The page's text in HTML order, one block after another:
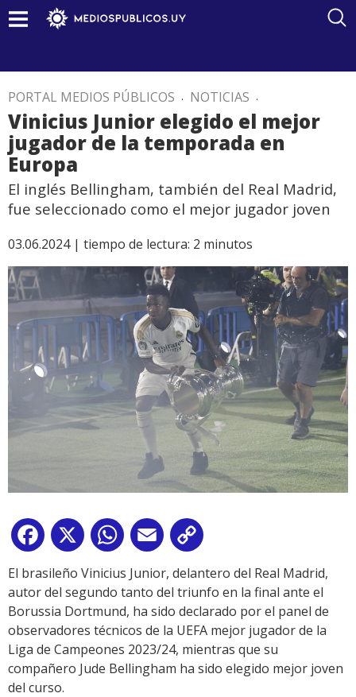
PORTAL MEDIOS PÚBLICOS . NOTICIAS .
Vinicius Junior elegido el mejor
jugador de la temporada en
Europa
El inglés Bellingham, también del Real Madrid,
fue seleccionado como el mejor jugador joven
03.06.2024 | tiempo de lectura: 2 minutos
Facebook
X WhatsApp
Email
Link
El brasileño Vinicius Junior, delantero del Real Madrid,
autor del segundo tanto del triunfo en la final ante el
Borussia Dortmund, ha sido declarado por el panel de
observadores técnicos de la UEFA mejor jugador de la
Liga de Campeones 2023/24, mientras que su
compañero Jude Bellingham ha sido elegido mejor joven
del curso.